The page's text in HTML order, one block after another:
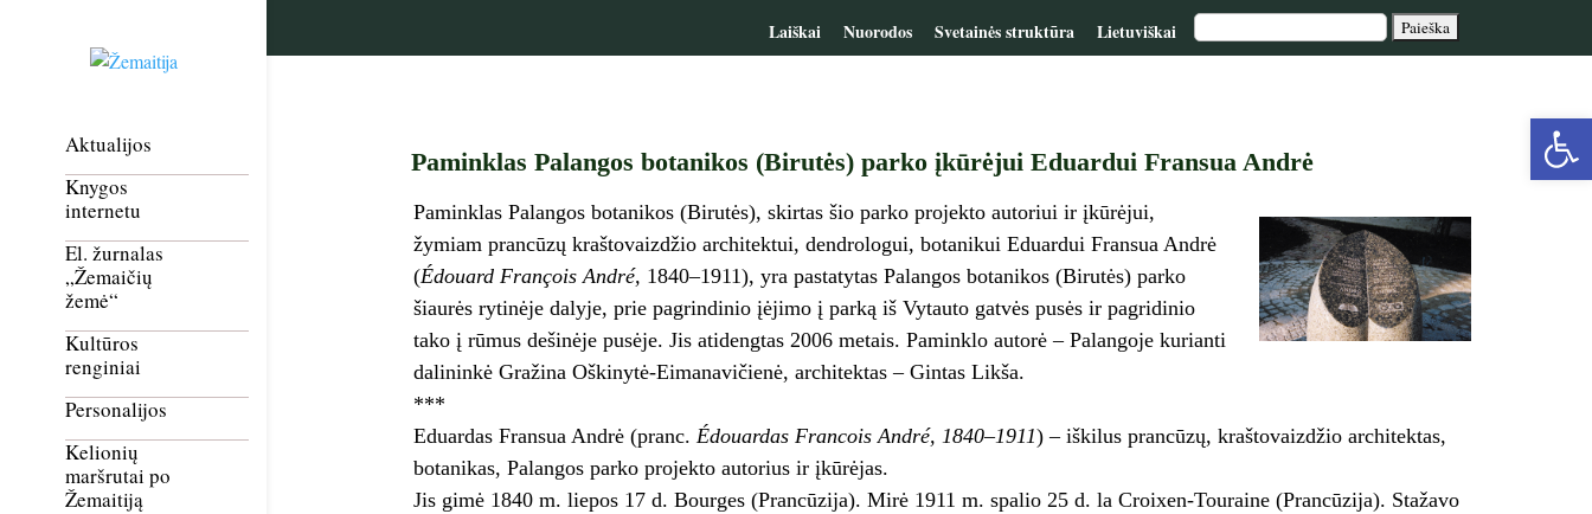
Laiškai Nuorodos Svetainės struktūra Lietuviškai
Aktualijos
Knygos
internetu
El. žurnalas
„Žemaičių
žemė“
Kultūros
renginiai
Personalijos
Kelionių
maršrutai po
Žemaitiją
Paminklas Palangos botanikos (Birutės) parko įkūrėjui Eduardui Fransua Andrė
Paminklas Palangos botanikos (Birutės), skirtas šio parko projekto autoriui ir įkūrėjui,
žymiam prancūzų kraštovaizdžio architektui, dendrologui, botanikui Eduardui Fransua Andrė
(Édouard François André, 1840–1911), yra pastatytas Palangos botanikos (Birutės) parko
šiaurės rytinėje dalyje, prie pagrindinio įėjimo į parką iš Vytauto gatvės pusės ir pagridinio
tako į rūmus dešinėje pusėje. Jis atidengtas 2006 metais. Paminklo autorė – Palangoje kurianti
dalininkė Gražina Oškinytė-Eimanavičienė, architektas – Gintas Likša.
***
Eduardas Fransua Andrė (pranc. Édouardas Francois André, 1840–1911) – iškilus prancūzų, kraštovaizdžio architektas,
botanikas, Palangos parko projekto autorius ir įkūrėjas.
Jis gimė 1840 m. liepos 17 d. Bourges (Prancūzija). Mirė 1911 m. spalio 25 d. la Croixen-Touraine (Prancūzija). Stažavo